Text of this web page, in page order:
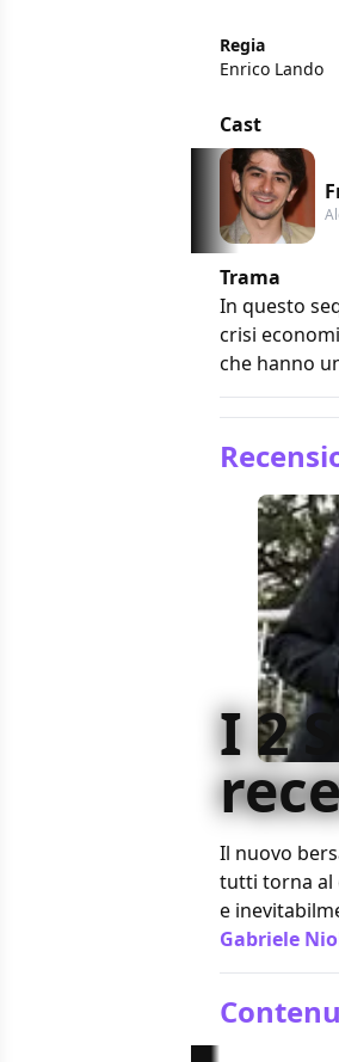
Regia
Enrico Lando
Cast
Trama
In questo
crisi
che hanno
I 2
Il nuovo
tutti torna al
e
Gabriele